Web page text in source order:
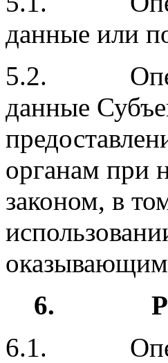
данные или
5.2.
данные
органам при
законом, в
6.
6.1.